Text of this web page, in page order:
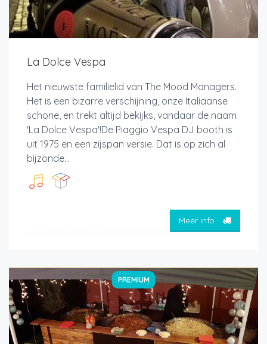
La Dolce Vespa
Het nieuwste familielid van The Mood Managers.
Het is een bizarre verschijning, onze Italiaanse
schone, en trekt altijd bekijks, vandaar de naam
'La Dolce Vespa'!De Piaggio Vespa DJ booth is
uit 1975 en een zijspan versie. Dat is op zich al
bijzonde...
Meer info
PREMIUM